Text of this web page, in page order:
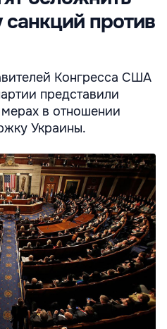
против
Конгресса США
представили
в отношении
Украины.